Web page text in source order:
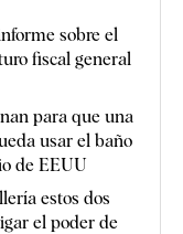
sobre el
fiscal general
para que una
usar el baño
de EEUU
estos dos
el poder de